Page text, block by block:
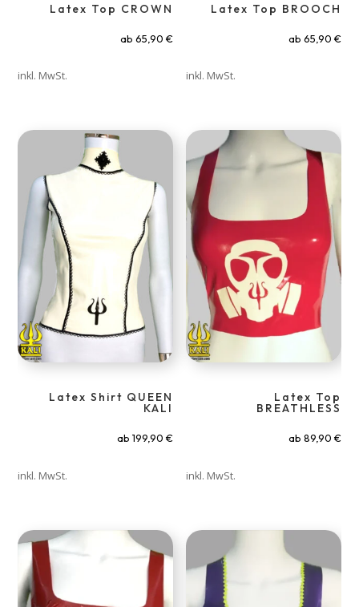
Latex Top CROWN
ab 65,90 €
inkl. MwSt.
Latex Top BROOCH
ab 65,90 €
inkl. MwSt.
Latex Shirt QUEEN
KALI
ab 199,90 €
inkl. MwSt.
Latex Top
BREATHLESS
ab 89,90 €
inkl. MwSt.